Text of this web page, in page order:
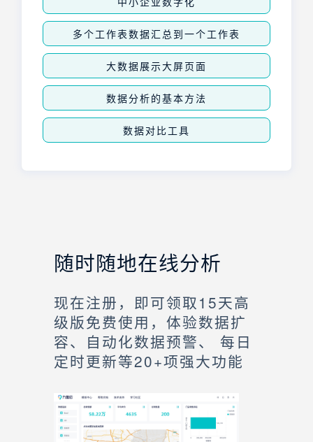
多个工作表数据汇总到一个工作表
大数据展示大屏页面
数据分析的基本方法
数据对比工具
随时随地在线分析
现在注册，即可领取15天高
级版免费使用，体验数据扩
容、自动化数据预警、 每日
定时更新等20+项强大功能